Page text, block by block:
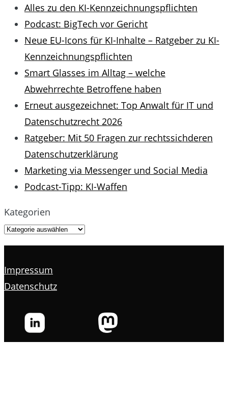
Alles zu den KI-Kennzeichnungspflichten
Podcast: BigTech vor Gericht
Neue EU-Icons für KI-Inhalte – Ratgeber zu KI-
Kennzeichnungspflichten
Smart Glasses im Alltag – welche
Abwehrrechte Betroffene haben
Erneut ausgezeichnet: Top Anwalt für IT und
Datenschutzrecht 2026
Ratgeber: Mit 50 Fragen zur rechtssichderen
Datenschutzerklärung
Marketing via Messenger und Social Media
Podcast-Tipp: KI-Waffen
Kategorien
Impressum
Datenschutz